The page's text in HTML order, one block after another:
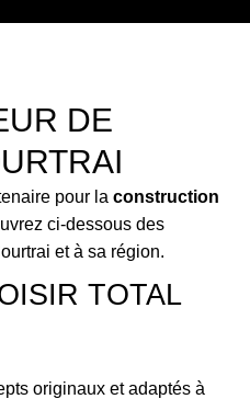
DE
pour la construction
ci-dessous des
et à sa région.
TOTAL
originaux et adaptés à